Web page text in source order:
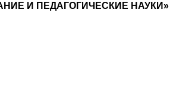
И ПЕДАГОГИЧЕСКИЕ НАУКИ»